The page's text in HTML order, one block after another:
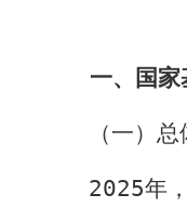
一、国
（一）
2025年